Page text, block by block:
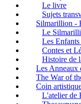
Le livre
Sujets
Silmarillion -
Le
Les
Contes et
Histoire de
Les Anneaux
The War of
Coin
L'atelier de